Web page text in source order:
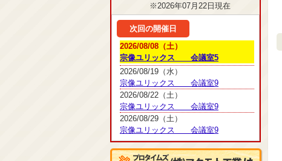
※2026年07月22日現在
次回の開催日
2026/08/08（土）
宗像ユリックス 会議室5
2026/08/19（水）
宗像ユリックス 会議室9
2026/08/22（土）
宗像ユリックス 会議室9
2026/08/29（土）
宗像ユリックス 会議室9